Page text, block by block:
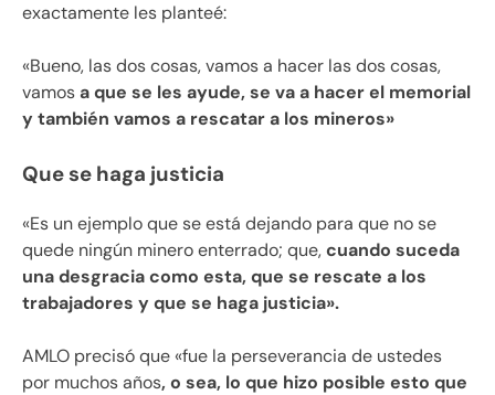
exactamente les planteé:
«Bueno, las dos cosas, vamos a hacer las dos cosas,
vamosa que se les ayude, se va a hacer el memorial
y también vamos a rescatar a los mineros»
Que se haga justicia
«Es un ejemplo que se está dejando para que no se
quede ningún minero enterrado; que,cuando suceda
una desgracia como esta, que se rescate a los
trabajadores y que se haga justicia».
AMLO precisó que «fue la perseverancia de ustedes
por muchos años, o sea, lo que hizo posible esto que